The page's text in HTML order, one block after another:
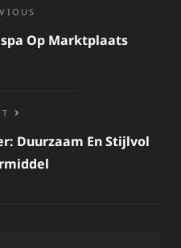
Op Marktplaats
Duurzaam En Stijlvol